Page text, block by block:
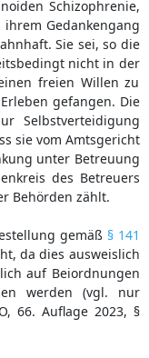
Schizophrenie,
Gedankengang
Sie sei, so die
nicht in der
freien Willen zu
gefangen. Die
Selbstverteidigung
sie vom Amtsgericht
unter Betreuung
des Betreuers
Behörden zählt.
gemäß § 141
da dies ausweislich
auf Beiordnungen
werden (vgl. nur
66. Auflage 2023, §